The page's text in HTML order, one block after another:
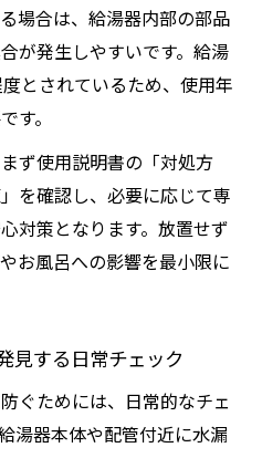
給湯器トラブル
す故障のサインを見抜く
な症状とその原因を解説
確認すべき給湯器の部位
の不具合対応ポイント
因を早期診断する方法
らす緊急対応法
呂対策と快適さの守り
庭でできる応急処置法
の家事や入浴を続ける工
場合は、給湯器内部の部品
が発生しやすいです。給湯
とされているため、使用年
す。
ず使用説明書の「対処方
を確認し、必要に応じて専
対策となります。放置せず
お風呂への影響を最小限に
見する日常チェック
ぐためには、日常的なチェ
湯器本体や配管付近に水漏